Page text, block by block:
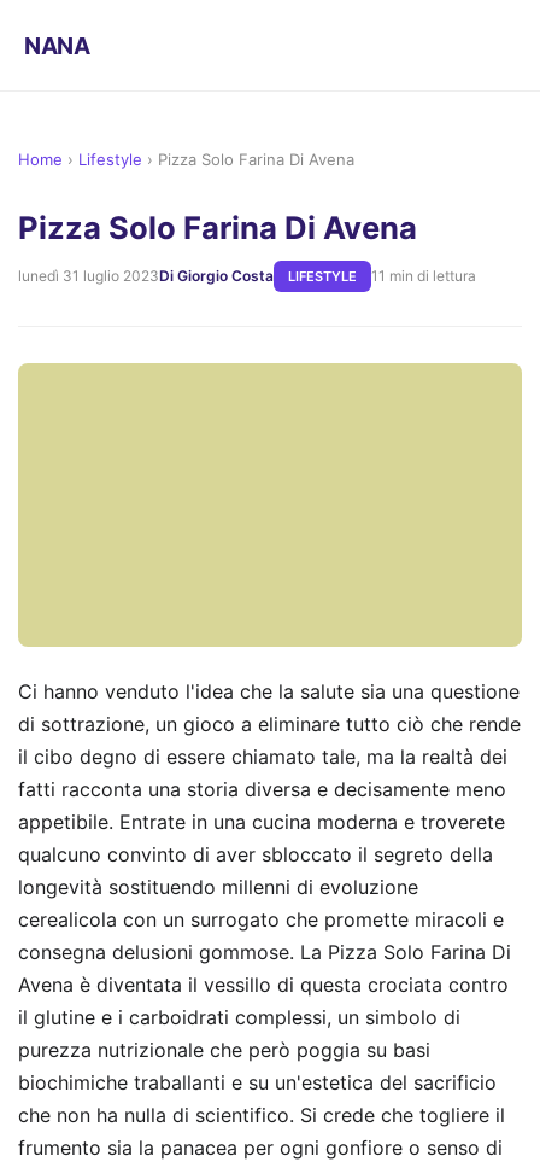
NANA
Home › Lifestyle › Pizza Solo Farina Di Avena
Pizza Solo Farina Di Avena
lunedì 31 luglio 2023Di Giorgio Costa LIFESTYLE 11 min di lettura
Ci hanno venduto l'idea che la salute sia una questione
di sottrazione, un gioco a eliminare tutto ciò che rende
il cibo degno di essere chiamato tale, ma la realtà dei
fatti racconta una storia diversa e decisamente meno
appetibile. Entrate in una cucina moderna e troverete
qualcuno convinto di aver sbloccato il segreto della
longevità sostituendo millenni di evoluzione
cerealicola con un surrogato che promette miracoli e
consegna delusioni gommose. La Pizza Solo Farina Di
Avena è diventata il vessillo di questa crociata contro
il glutine e i carboidrati complessi, un simbolo di
purezza nutrizionale che però poggia su basi
biochimiche traballanti e su un'estetica del sacrificio
che non ha nulla di scientifico. Si crede che togliere il
frumento sia la panacea per ogni gonfiore o senso di